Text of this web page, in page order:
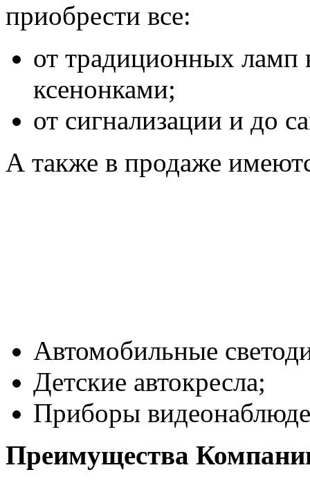
приобрести все:
от традиционных ламп
ксенонками;
от сигнализации и до
А также в продаже
Автомобильные
Детские автокресла;
Приборы
Преимущества